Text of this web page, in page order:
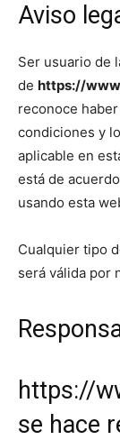
Aviso
Ser usuario de
de https://
reconoce
condiciones y
aplicable en
está de
usando esta
Cualquier tipo
será válida por
https://
se hace